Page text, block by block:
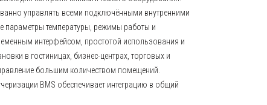
управлять всеми подключёнными внутренними
параметры температуры, режимы работы и
интерфейсом, простотой использования и
в гостиницах, бизнес-центрах, торговых и
большим количеством помещений.
BMS обеспечивает интеграцию в общий